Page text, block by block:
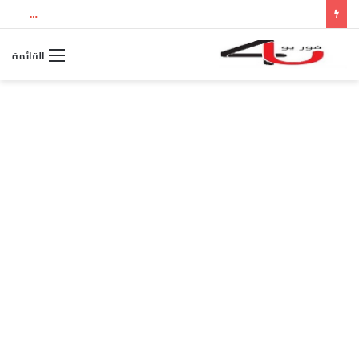
نتيجة الثانوية العامة 2026 بالاسم ورقم الجلوس.. استعلم الآن عن درجاتك والمجموع الكلي
القائمة